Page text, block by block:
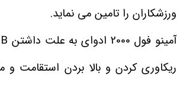
ورزشکاران را تامین می نماید.
ریکاوری کردن و بالا بردن استقامت و